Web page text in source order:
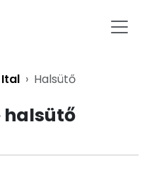
Ital Halsütő
halsütő